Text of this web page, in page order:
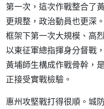
第一次，這次作戰整合了
更規整，政治動員也更深
框架下第一次大規模、高
以東征軍總指揮身分督戰
黃埔師生構成作戰骨幹，
正接受實戰檢驗。
惠州攻堅戰打得很順。城